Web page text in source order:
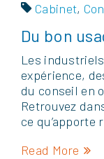
Cabinet,
Du bon
Les
expérience,
du conseil en
Retrouvez
ce
Read More